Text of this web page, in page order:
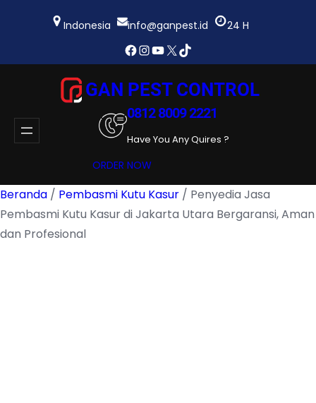
Indonesia info@ganpest.id 24 H
Facebook
Instagram
YouTube
X TikTok
GAN PEST CONTROL
0812 8009 2221
Have You Any Quires ?
ORDER NOW
Beranda / Pembasmi Kutu Kasur / Penyedia Jasa
Pembasmi Kutu Kasur di Jakarta Utara Bergaransi, Aman
dan Profesional